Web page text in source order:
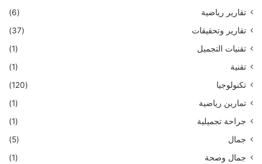
تقارير رياضية
(6)
تقارير وتحقيقات
(37)
تقنيات التجميل
(1)
تقنية
(1)
تكنولوجيا
(120)
تمارين رياضية
(1)
جراحة تجميلية
(1)
جمال
(5)
جمال وصحة
(1)